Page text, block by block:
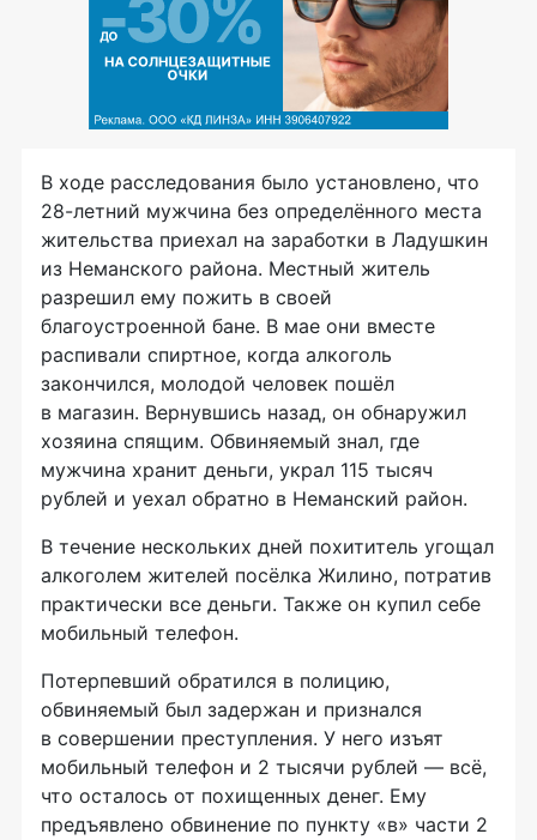
В ходе расследования было установлено, что
28-летний мужчина без определённого места
жительства приехал на заработки в Ладушкин
из Неманского района. Местный житель
разрешил ему пожить в своей
благоустроенной бане. В мае они вместе
распивали спиртное, когда алкоголь
закончился, молодой человек пошёл
в магазин. Вернувшись назад, он обнаружил
хозяина спящим. Обвиняемый знал, где
мужчина хранит деньги, украл 115 тысяч
рублей и уехал обратно в Неманский район.
В течение нескольких дней похититель угощал
алкоголем жителей посёлка Жилино, потратив
практически все деньги. Также он купил себе
мобильный телефон.
Потерпевший обратился в полицию,
обвиняемый был задержан и признался
в совершении преступления. У него изъят
мобильный телефон и 2 тысячи рублей — всё,
что осталось от похищенных денег. Ему
предъявлено обвинение по пункту «в» части 2